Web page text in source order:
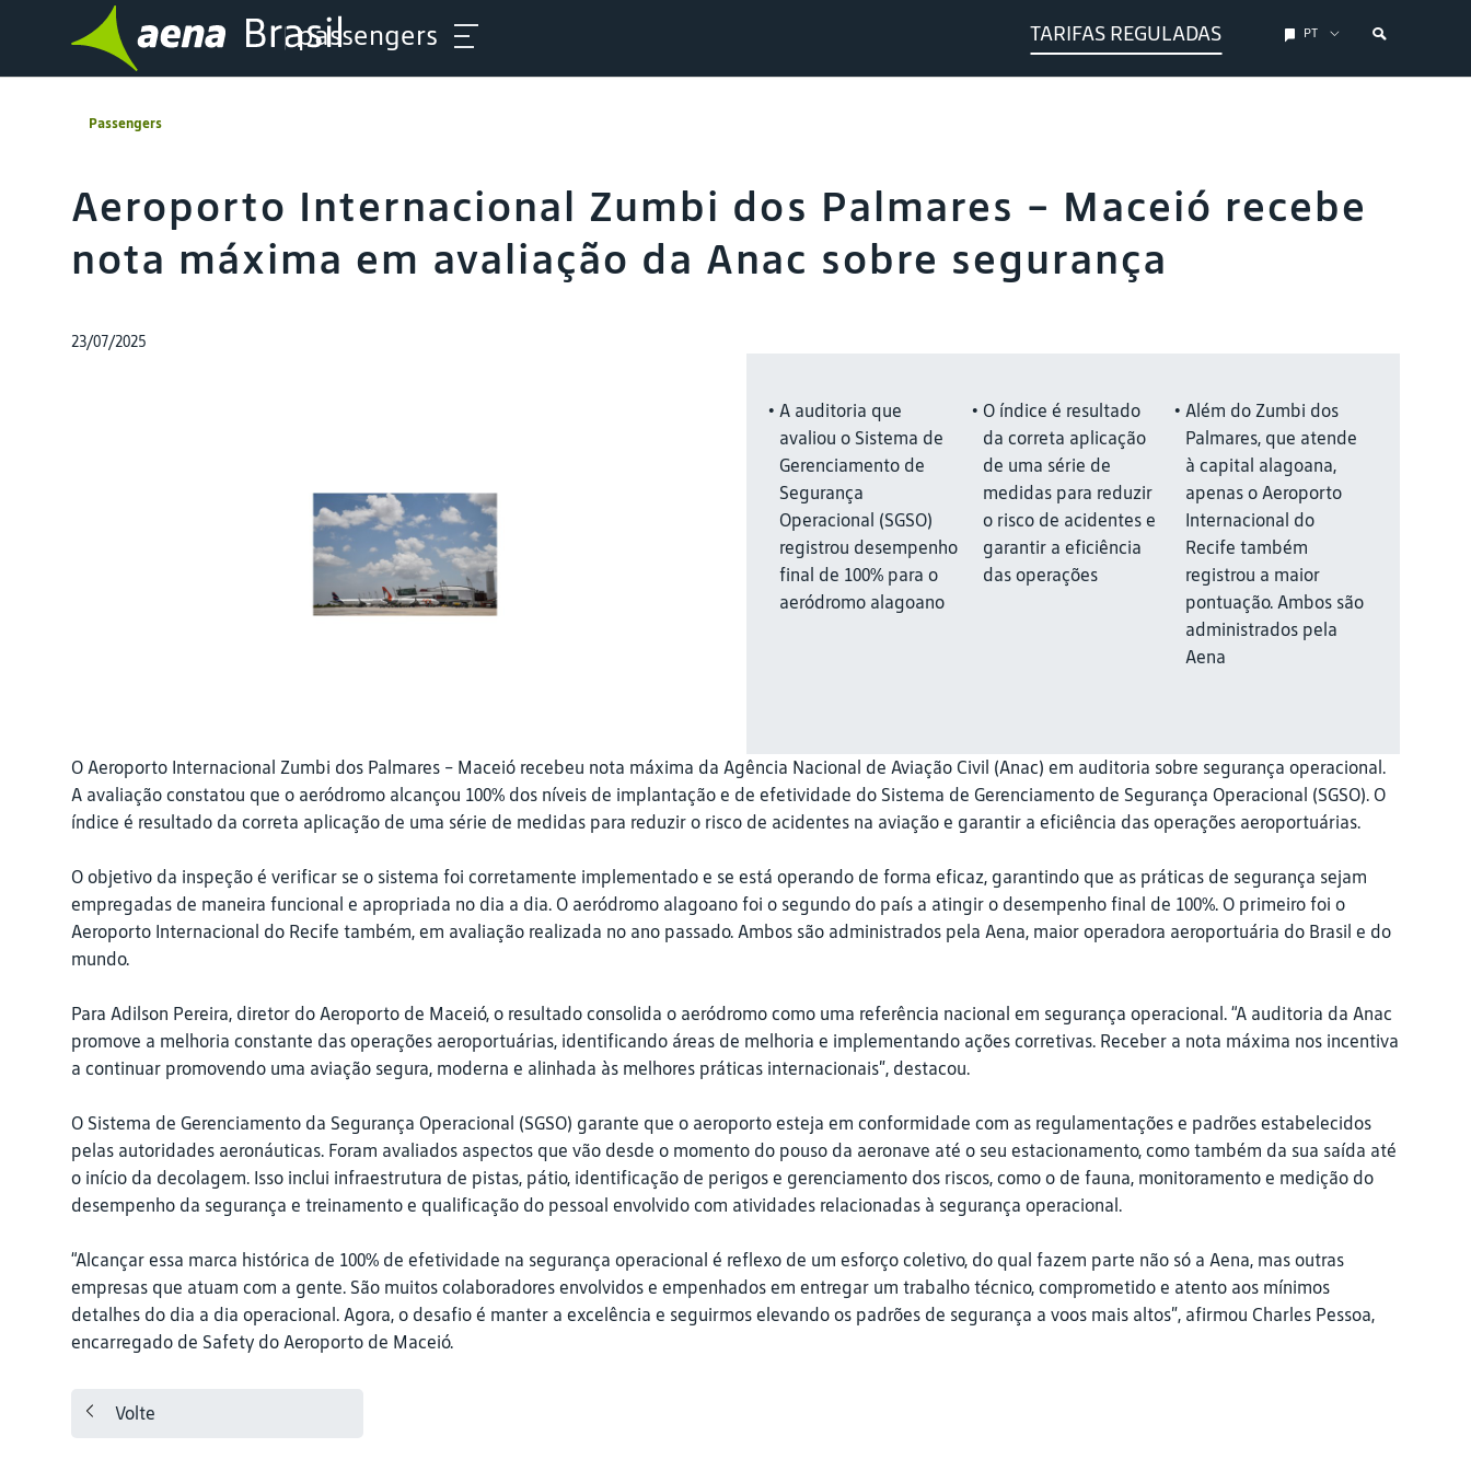
passengers TARIFAS REGULADAS PT
Passengers
Aeroporto Internacional Zumbi dos Palmares - Maceió recebe
nota máxima em avaliação da Anac sobre segurança
23/07/2025
A auditoria que
avaliou o Sistema de
Gerenciamento de
Segurança
Operacional (SGSO)
registrou desempenho
final de 100% para o
aeródromo alagoano
O índice é resultado
da correta aplicação
de uma série de
medidas para reduzir
o risco de acidentes e
garantir a eficiência
das operações
Além do Zumbi dos
Palmares, que atende
à capital alagoana,
apenas o Aeroporto
Internacional do
Recife também
registrou a maior
pontuação. Ambos são
administrados pela
Aena
O Aeroporto Internacional Zumbi dos Palmares - Maceió recebeu nota máxima da Agência Nacional de Aviação Civil (Anac) em auditoria sobre segurança operacional.
A avaliação constatou que o aeródromo alcançou 100% dos níveis de implantação e de efetividade do Sistema de Gerenciamento de Segurança Operacional (SGSO). O
índice é resultado da correta aplicação de uma série de medidas para reduzir o risco de acidentes na aviação e garantir a eficiência das operações aeroportuárias.
O objetivo da inspeção é verificar se o sistema foi corretamente implementado e se está operando de forma eficaz, garantindo que as práticas de segurança sejam
empregadas de maneira funcional e apropriada no dia a dia. O aeródromo alagoano foi o segundo do país a atingir o desempenho final de 100%. O primeiro foi o
Aeroporto Internacional do Recife também, em avaliação realizada no ano passado. Ambos são administrados pela Aena, maior operadora aeroportuária do Brasil e do
mundo.
Para Adilson Pereira, diretor do Aeroporto de Maceió, o resultado consolida o aeródromo como uma referência nacional em segurança operacional. “A auditoria da Anac
promove a melhoria constante das operações aeroportuárias, identificando áreas de melhoria e implementando ações corretivas. Receber a nota máxima nos incentiva
a continuar promovendo uma aviação segura, moderna e alinhada às melhores práticas internacionais”, destacou.
O Sistema de Gerenciamento da Segurança Operacional (SGSO) garante que o aeroporto esteja em conformidade com as regulamentações e padrões estabelecidos
pelas autoridades aeronáuticas. Foram avaliados aspectos que vão desde o momento do pouso da aeronave até o seu estacionamento, como também da sua saída até
o início da decolagem. Isso inclui infraestrutura de pistas, pátio, identificação de perigos e gerenciamento dos riscos, como o de fauna, monitoramento e medição do
desempenho da segurança e treinamento e qualificação do pessoal envolvido com atividades relacionadas à segurança operacional.
“Alcançar essa marca histórica de 100% de efetividade na segurança operacional é reflexo de um esforço coletivo, do qual fazem parte não só a Aena, mas outras
empresas que atuam com a gente. São muitos colaboradores envolvidos e empenhados em entregar um trabalho técnico, comprometido e atento aos mínimos
detalhes do dia a dia operacional. Agora, o desafio é manter a excelência e seguirmos elevando os padrões de segurança a voos mais altos”, afirmou Charles Pessoa,
encarregado de Safety do Aeroporto de Maceió.
Volte